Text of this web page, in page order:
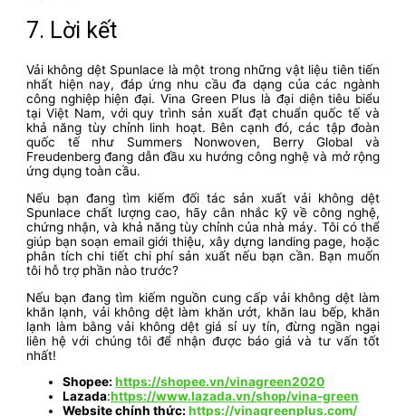
7. Lời kết
Vải không dệt Spunlace là một trong những vật liệu tiên tiến
nhất hiện nay, đáp ứng nhu cầu đa dạng của các ngành
công nghiệp hiện đại. Vina Green Plus là đại diện tiêu biểu
tại Việt Nam, với quy trình sản xuất đạt chuẩn quốc tế và
khả năng tùy chỉnh linh hoạt. Bên cạnh đó, các tập đoàn
quốc tế như Summers Nonwoven, Berry Global và
Freudenberg đang dẫn đầu xu hướng công nghệ và mở rộng
ứng dụng toàn cầu.
Nếu bạn đang tìm kiếm đối tác sản xuất vải không dệt
Spunlace chất lượng cao, hãy cân nhắc kỹ về công nghệ,
chứng nhận, và khả năng tùy chỉnh của nhà máy. Tôi có thể
giúp bạn soạn email giới thiệu, xây dựng landing page, hoặc
phân tích chi tiết chi phí sản xuất nếu bạn cần. Bạn muốn
tôi hỗ trợ phần nào trước?
Nếu bạn đang tìm kiếm nguồn cung cấp vải không dệt làm
khăn lạnh, vải không dệt làm khăn ướt, khăn lau bếp, khăn
lạnh làm bằng vải không dệt giá sỉ uy tín, đừng ngần ngại
liên hệ với chúng tôi để nhận được báo giá và tư vấn tốt
nhất!
Shopee:https://shopee.vn/vinagreen2020
Lazada:https://www.lazada.vn/shop/vina-green
Website chính thức: https://vinagreenplus.com/